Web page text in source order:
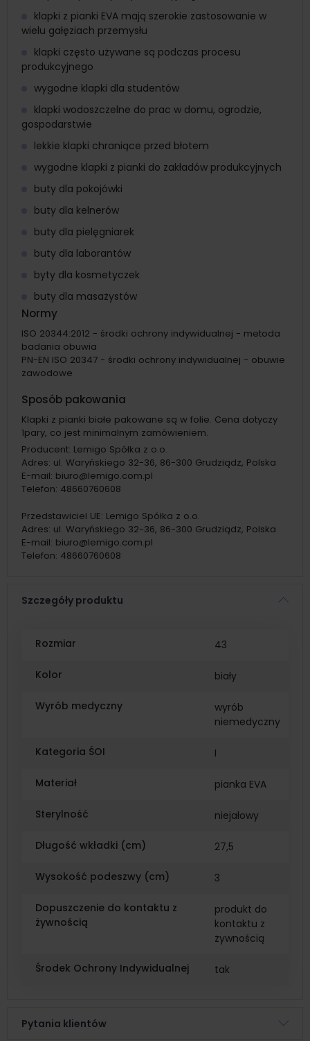
klapki z pianki EVA mają szerokie zastosowanie w
wielu gałęziach przemysłu
klapki często używane są podczas procesu
produkcyjnego
wygodne klapki dla studentów
klapki wodoszczelne do prac w domu, ogrodzie,
gospodarstwie
lekkie klapki chraniące przed błotem
wygodne klapki z pianki do zakładów produkcyjnych
buty dla pokojówki
buty dla kelnerów
buty dla pielęgniarek
buty dla laborantów
byty dla kosmetyczek
buty dla masażystów
Normy
ISO 20344:2012 - środki ochrony indywidualnej - metoda
badania obuwia
PN-EN ISO 20347 - środki ochrony indywidualnej - obuwie
zawodowe
Sposób pakowania
Klapki z pianki białe pakowane są w folie. Cena dotyczy
1pary, co jest minimalnym zamówieniem.
Producent: Lemigo Spółka z o.o.
Adres: ul. Waryńskiego 32-36, 86-300 Grudziądz, Polska
E-mail: biuro@lemigo.com.pl
Telefon: 48660760608
Przedstawiciel UE: Lemigo Spółka z o.o.
Adres: ul. Waryńskiego 32-36, 86-300 Grudziądz, Polska
E-mail: biuro@lemigo.com.pl
Telefon: 48660760608
Szczegóły produktu
Rozmiar 43
Kolor biały
Wyrób medyczny
wyrób
niemedyczny
Kategoria ŚOI I
Materiał pianka EVA
Sterylność niejałowy
Długość wkładki (cm) 27,5
Wysokość podeszwy (cm) 3
Dopuszczenie do kontaktu z
żywnością
produkt do
kontaktu z
żywnością
Środek Ochrony Indywidualnej tak
Pytania klientów